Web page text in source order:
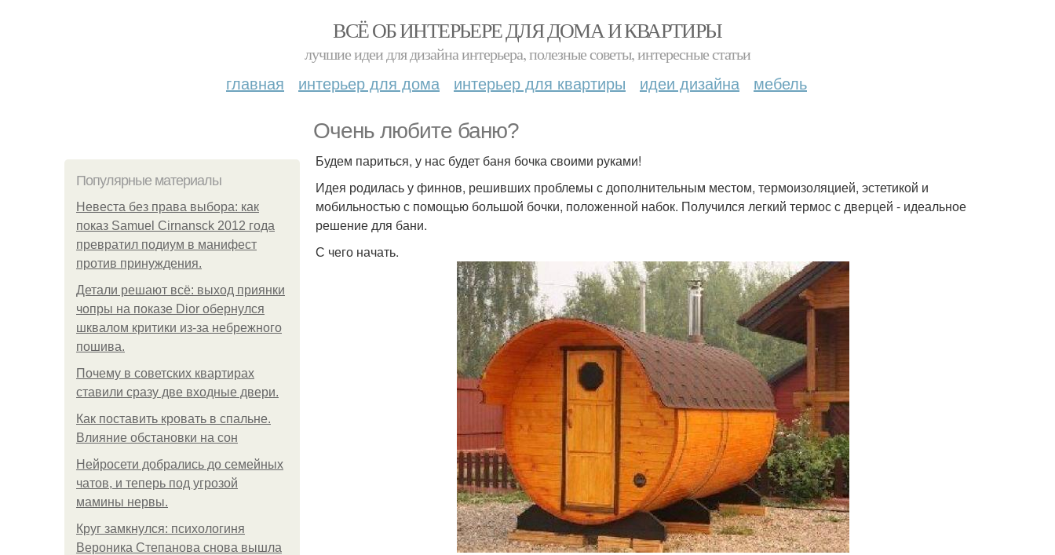
ВСЁ ОБ ИНТЕРЬЕРЕ ДЛЯ ДОМА И КВАРТИРЫ
лучшие идеи для дизайна интерьера, полезные советы, интересные статьи
главная интерьер для дома интерьер для квартиры идеи дизайна мебель
Очень любите баню?
Популярные материалы
Невеста без права выбора: как
показ Samuel Cirnansck 2012 года
превратил подиум в манифест
против принуждения.
Детали решают всё: выход приянки
чопры на показе Dior обернулся
шквалом критики из-за небрежного
пошива.
Почему в советских квартирах
ставили сразу две входные двери.
Как поставить кровать в спальне.
Влияние обстановки на сон
Нейросети добрались до семейных
чатов, и теперь под угрозой
мамины нервы.
Круг замкнулся: психологиня
Вероника Степанова снова вышла
Будем париться, у нас будет баня бочка своими руками!
Идея родилась у финнов, решивших проблемы с дополнительным местом, термоизоляцией, эстетикой и
мобильностью с помощью большой бочки, положенной набок. Получился легкий термос с дверцей - идеальное
решение для бани.
С чего начать.